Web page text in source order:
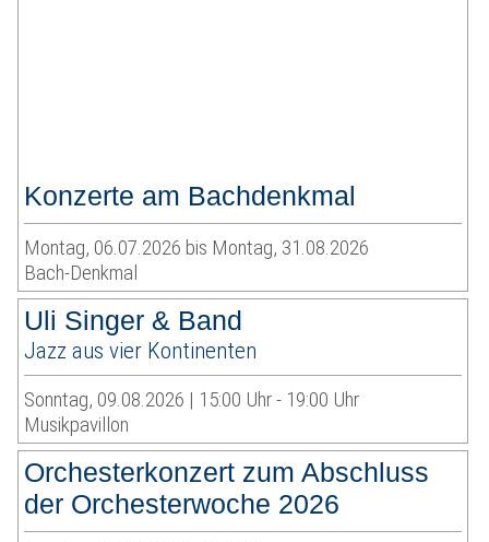
Konzerte am Bachdenkmal
Montag, 06.07.2026 bis Montag, 31.08.2026
Bach-Denkmal
Uli Singer & Band
Jazz aus vier Kontinenten
Sonntag, 09.08.2026 | 15:00 Uhr - 19:00 Uhr
Musikpavillon
Orchesterkonzert zum Abschluss
der Orchesterwoche 2026